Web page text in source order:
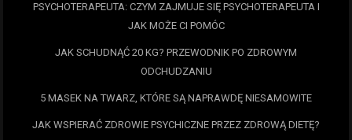
PSYCHOTERAPEUTA: CZYM ZAJMUJE SIĘ PSYCHOTERAPEUTA I
JAK MOŻE CI POMÓC
JAK SCHUDNĄĆ 20 KG? PRZEWODNIK PO ZDROWYM
ODCHUDZANIU
5 MASEK NA TWARZ, KTÓRE SĄ NAPRAWDĘ NIESAMOWITE
JAK WSPIERAĆ ZDROWIE PSYCHICZNE PRZEZ ZDROWĄ DIETĘ?